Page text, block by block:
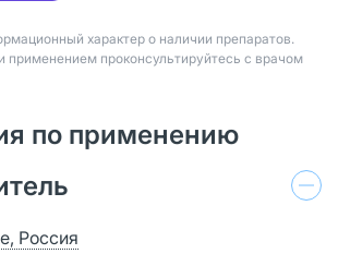
характер о наличии препаратов.
применением проконсультируйтесь с врачом
по применению
Россия